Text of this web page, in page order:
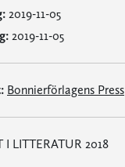
2019-11-05
2019-11-05
Bonnierförlagens Press
I LITTERATUR 2018